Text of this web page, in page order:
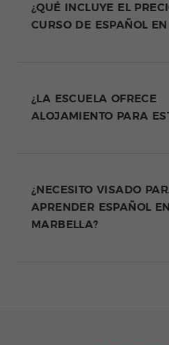
¿QUÉ INCLUYE EL
CURSO DE ESPAÑOL
¿LA ESCUELA OFRECE
ALOJAMIENTO PARA
¿NECESITO VISADO
APRENDER ESPAÑOL EN
MARBELLA?